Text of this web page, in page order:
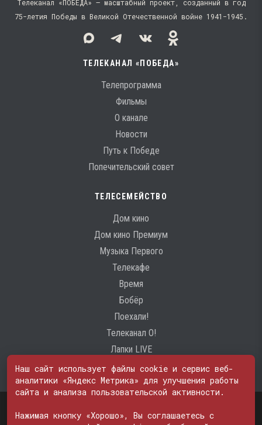
Телеканал «ПОБЕДА» — масштабный проект, созданный в год
75-летия Победы в Великой Отечественной войне 1941−1945.
ТЕЛЕКАНАЛ «ПОБЕДА»
Телепрограмма
Фильмы
О канале
Новости
Путь к Победе
Попечительский совет
ТЕЛЕСЕМЕЙСТВО
Дом кино
Дом кино Премиум
Музыка Первого
Телекафе
Время
Бобёр
Поехали!
Телеканал О!
Лапки LIVE
№ ФС 77 - 74600
Наш сайт использует файлы cookie и сервис веб-
аналитики «Яндекс Метрика» для улучшения работы
сайта и анализа пользовательской активности.
Нажимая кнопку «Хорошо», Вы соглашаетесь с